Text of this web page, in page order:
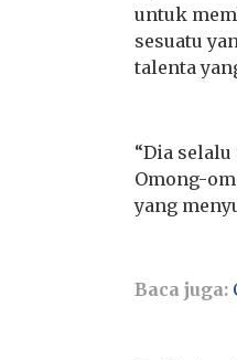
untuk
sesuatu
talenta
“Dia
Omong-
yang
Baca juga: